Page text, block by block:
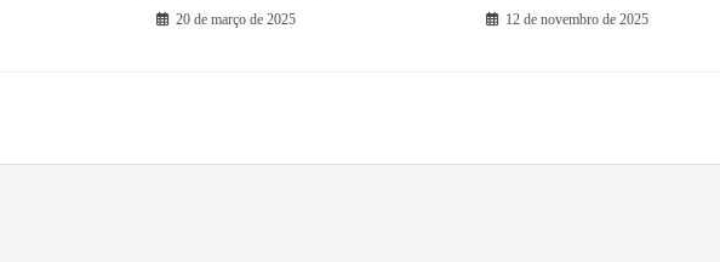
20 de março de 2025 12 de novembro de 2025